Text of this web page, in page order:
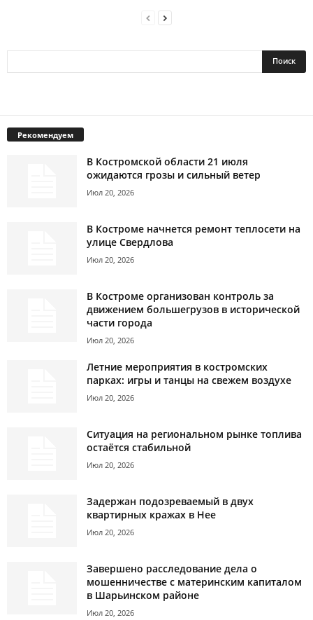
Рекомендуем
В Костромской области 21 июля
ожидаются грозы и сильный ветер
Июл 20, 2026
В Костроме начнется ремонт теплосети на
улице Свердлова
Июл 20, 2026
В Костроме организован контроль за
движением большегрузов в исторической
части города
Июл 20, 2026
Летние мероприятия в костромских
парках: игры и танцы на свежем воздухе
Июл 20, 2026
Ситуация на региональном рынке топлива
остаётся стабильной
Июл 20, 2026
Задержан подозреваемый в двух
квартирных кражах в Нее
Июл 20, 2026
Завершено расследование дела о
мошенничестве с материнским капиталом
в Шарьинском районе
Июл 20, 2026